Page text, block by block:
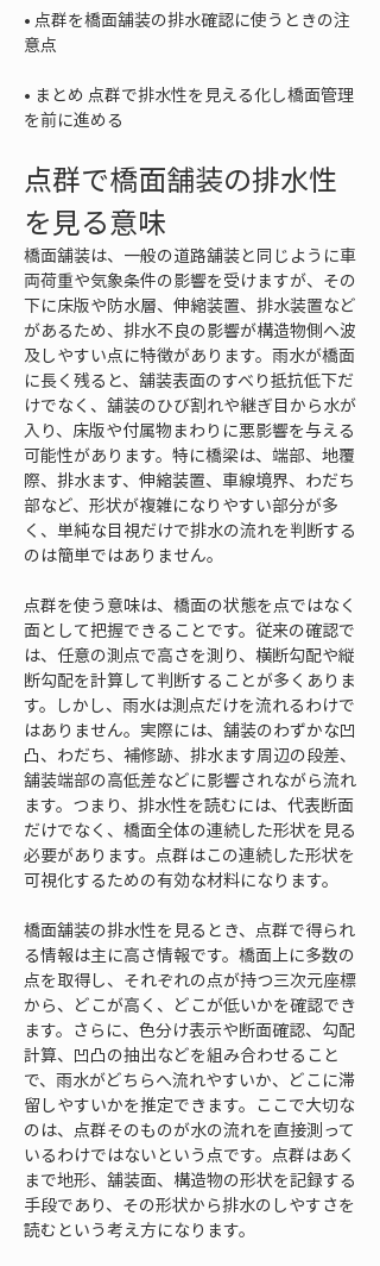
• 点群を橋面舗装の排水確認に使うときの注
• まとめ 点群で排水性を見える化し橋面管理
を前に進める
点群で橋面舗装の排水性
を見る意味
橋面舗装は、一般の道路舗装と同じように車
両荷重や気象条件の影響を受けますが、その
下に床版や防水層、伸縮装置、排水装置など
があるため、排水不良の影響が構造物側へ波
及しやすい点に特徴があります。雨水が橋面
に長く残ると、舗装表面のすべり抵抗低下だ
けでなく、舗装のひび割れや継ぎ目から水が
入り、床版や付属物まわりに悪影響を与える
可能性があります。特に橋梁は、端部、地覆
際、排水ます、伸縮装置、車線境界、わだち
部など、形状が複雑になりやすい部分が多
く、単純な目視だけで排水の流れを判断する
のは簡単ではありません。
点群を使う意味は、橋面の状態を点ではなく
面として把握できることです。従来の確認で
は、任意の測点で高さを測り、横断勾配や縦
断勾配を計算して判断することが多くありま
す。しかし、雨水は測点だけを流れるわけで
はありません。実際には、舗装のわずかな凹
凸、わだち、補修跡、排水ます周辺の段差、
舗装端部の高低差などに影響されながら流れ
ます。つまり、排水性を読むには、代表断面
だけでなく、橋面全体の連続した形状を見る
必要があります。点群はこの連続した形状を
可視化するための有効な材料になります。
橋面舗装の排水性を見るとき、点群で得られ
る情報は主に高さ情報です。橋面上に多数の
点を取得し、それぞれの点が持つ三次元座標
から、どこが高く、どこが低いかを確認でき
ます。さらに、色分け表示や断面確認、勾配
計算、凹凸の抽出などを組み合わせること
で、雨水がどちらへ流れやすいか、どこに滞
留しやすいかを推定できます。ここで大切な
のは、点群そのものが水の流れを直接測って
いるわけではないという点です。点群はあく
まで地形、舗装面、構造物の形状を記録する
手段であり、その形状から排水のしやすさを
読むという考え方になります。